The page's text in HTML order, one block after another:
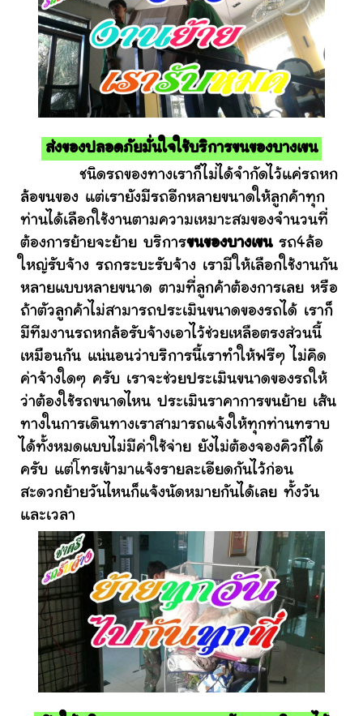
ส่งของปลอดภัยมั่นใจใช้บริการขนของบางเขน
ชนิดรถของทางเราก็ไม่ได้จำกัดไว้แค่รถหก
ล้อขนของ แต่เรายังมีรถอีกหลายขนาดให้ลูกค้าทุก
ท่านได้เลือกใช้งานตามความเหมาะสมของจำนวนที่
ต้องการย้ายจะย้าย บริการขนของบางเขนรถ4ล้อ
ใหญ่รับจ้าง รถกระบะรับจ้าง เรามีให้เลือกใช้งานกัน
หลายแบบหลายขนาด ตามที่ลูกค้าต้องการเลย หรือ
ถ้าตัวลูกค้าไม่สามารถประเมินขนาดของรถได้ เราก็
มีทีมงานรถหกล้อรับจ้างเอาไว้ช่วยเหลือตรงส่วนนี้
เหมือนกัน แน่นอนว่าบริการนี้เราทำให้ฟรีๆ ไม่คิด
ค่าจ้างใดๆ ครับ เราจะช่วยประเมินขนาดของรถให้
ว่าต้องใช้รถขนาดไหน ประเมินราคาการขนย้าย เส้น
ทางในการเดินทางเราสามารถแจ้งให้ทุกท่านทราบ
ได้ทั้งหมดแบบไม่มีค่าใช้จ่าย ยังไม่ต้องจองคิวก็ได้
ครับ แต่โทรเข้ามาแจ้งรายละเอียดกันไว้ก่อน
สะดวกย้ายวันไหนก็แจ้งนัดหมายกันได้เลย ทั้งวัน
และเวลา